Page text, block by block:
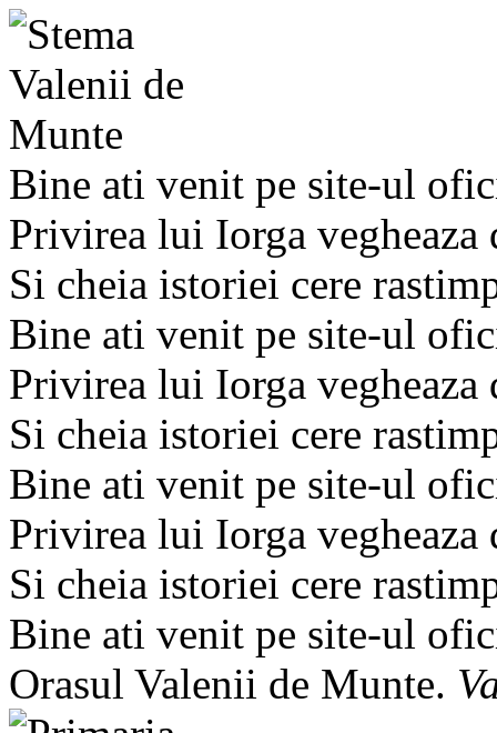
Bine ati venit pe site-ul
Privirea lui Iorga
Si cheia istoriei cere
Bine ati venit pe site-ul
Privirea lui Iorga
Si cheia istoriei cere
Bine ati venit pe site-ul
Privirea lui Iorga
Si cheia istoriei cere
Bine ati venit pe site-ul
Orasul Valenii de Munte.